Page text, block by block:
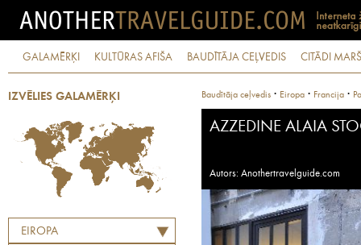
GALAMĒRĶI KULTŪRAS AFIŠA BAUDĪTĀJA CEĻVEDIS CITĀDI
IZVĒLIES GALAMĒRĶI
EIROPA
Baudītāja ceļvedis · Eiropa · Francija ·
AZZEDINE ALAIA
Autors: Anothertravelguide.com